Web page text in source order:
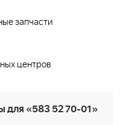
запчасти
центров
для «583 52 70-01»